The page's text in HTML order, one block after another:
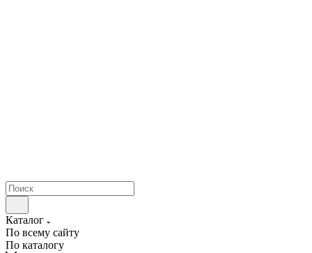
Каталог
По всему сайту
По каталогу